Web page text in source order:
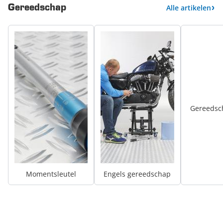
Gereedschap Alle artikelen
Momentsleutel Engels gereedschap